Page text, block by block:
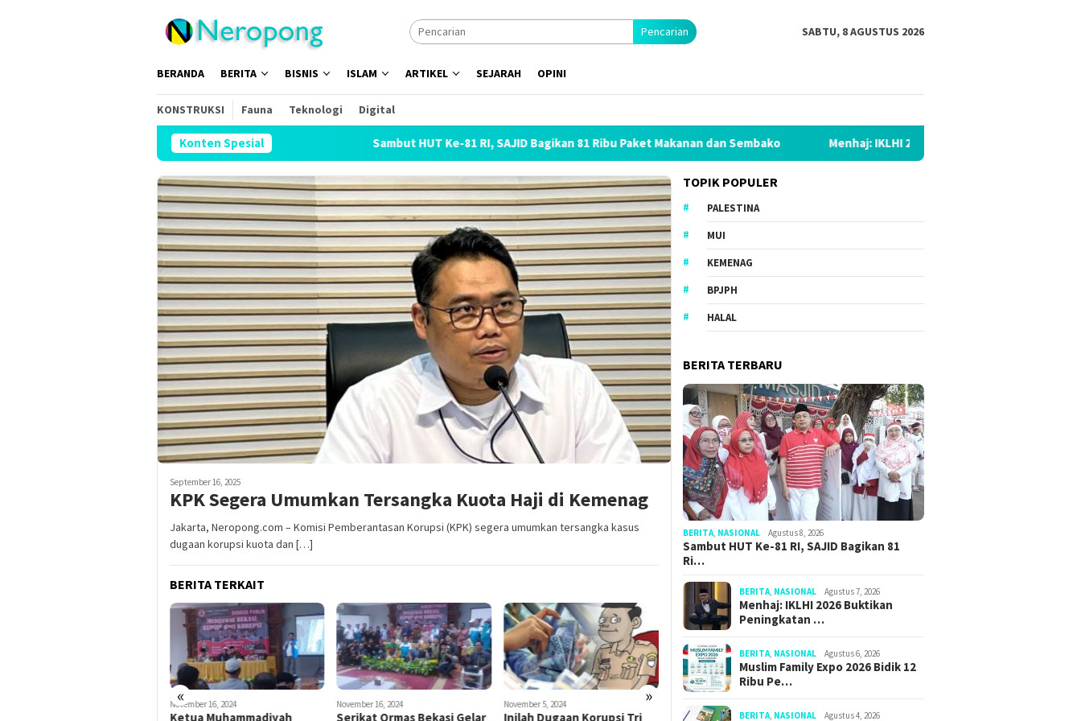
Pencarian SABTU, 8 AGUSTUS 2026
BERANDA BERITA BISNIS ISLAM ARTIKEL SEJARAH OPINI
KONSTRUKSI Fauna Teknologi Digital
Konten Spesial Sambut HUT Ke-81 RI, SAJID Bagikan 81 Ribu Paket Makanan dan Sembako Menhaj: IKLHI 2026 Buktikan Peningkatan Layanan Haji
September 16, 2025
KPK Segera Umumkan Tersangka Kuota Haji di Kemenag
Jakarta, Neropong.com – Komisi Pemberantasan Korupsi (KPK) segera umumkan tersangka kasus
dugaan korupsi kuota dan […]
BERITA TERKAIT
« »
November 16, 2024
Ketua Muhammadiyah
November 16, 2024
Serikat Ormas Bekasi Gelar
November 5, 2024
Inilah Dugaan Korupsi Tri
Oktober 12, 2024
Aktivis Perempuan Bekasi
Ahok Diperiksa Kejagung
TOPIK POPULER
PALESTINA
MUI
KEMENAG
BPJPH
HALAL
BERITA TERBARU
BERITA NASIONAL Agustus 8, 2026
Sambut HUT Ke-81 RI, SAJID Bagikan 81
Ri…
BERITA NASIONAL Agustus 7, 2026
Menhaj: IKLHI 2026 Buktikan
Peningkatan …
BERITA NASIONAL Agustus 6, 2026
Muslim Family Expo 2026 Bidik 12
Ribu Pe…
BERITA NASIONAL Agustus 4, 2026